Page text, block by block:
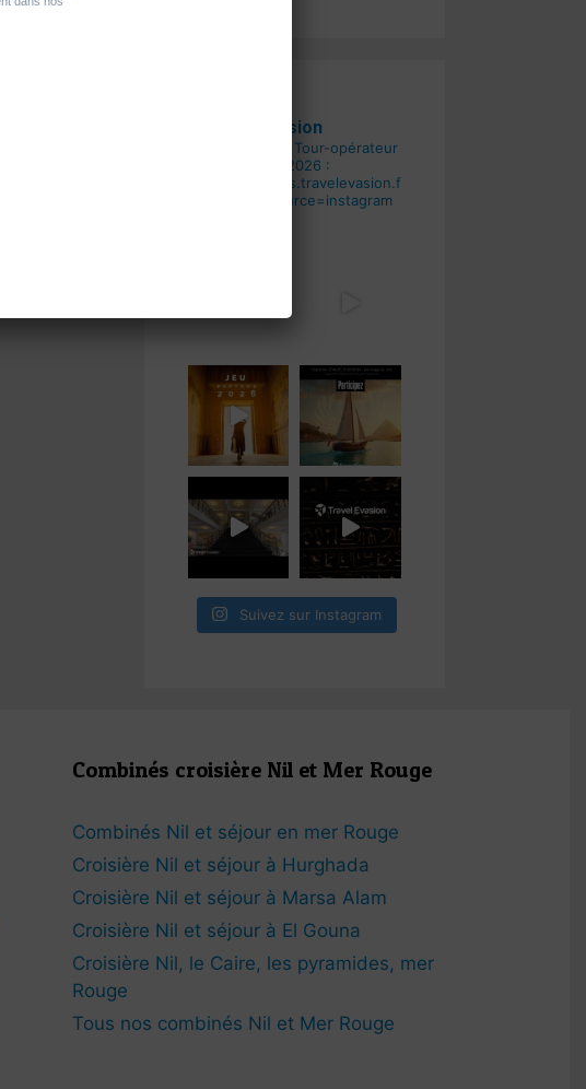
travel__evasion
Voyagiste & Tour-opérateurGrand
Jeu PAPYRUS 2026 :
https://services.travelevasion.fr/jeu/jeu-
2026/?utm_source=instagram
Suivez sur Instagram
Combinés croisière Nil et Mer Rouge
Combinés Nil et séjour en mer Rouge
Croisière Nil et séjour à Hurghada
Croisière Nil et séjour à Marsa Alam
Croisière Nil et séjour à El Gouna
Croisière Nil, le Caire, les pyramides, mer
Rouge
Tous nos combinés Nil et Mer Rouge